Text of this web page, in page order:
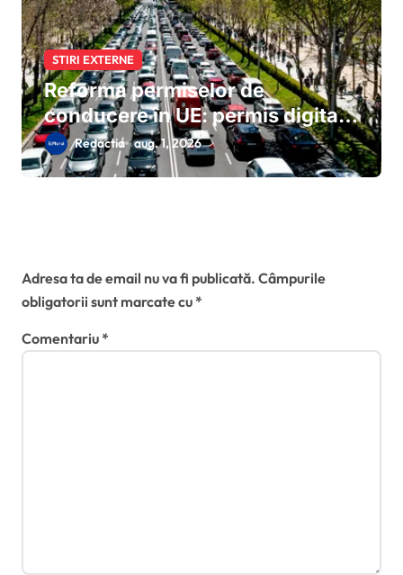
STIRI EXTERNE
Reforma permiselor de
conducere în UE: permis digital,
conducere de la 17 ani și
suspendări recunoscute în toate
Redactia aug. 1, 2026
Adresa ta de email nu va fi publicată. Câmpurile
obligatorii sunt marcate cu*
Comentariu*